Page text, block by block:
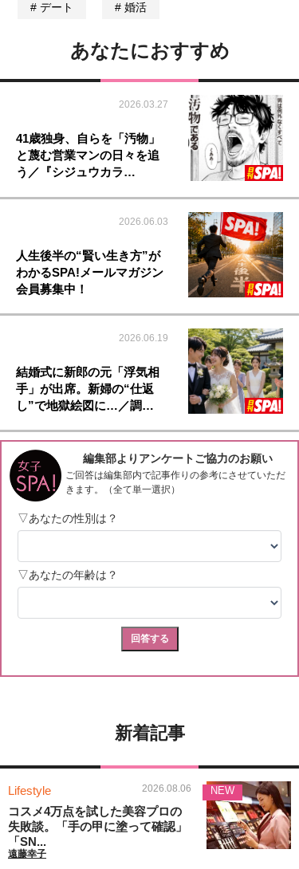
デート 婚活
あなたにおすすめ
2026.03.27
41歳独身、自らを「汚物」
と蔑む営業マンの日々を追
う／『シジュウカラ…
2026.06.03
人生後半の“賢い生き方”が
わかるSPA!メールマガジン
会員募集中！
2026.06.19
結婚式に新郎の元「浮気相
手」が出席。新婦の“仕返
し”で地獄絵図に…／調…
新着記事
Lifestyle 2026.08.06
コスメ4万点を試した美容プロの
失敗談。「手の甲に塗って確認」
「SN...
遠藤幸子
NEW